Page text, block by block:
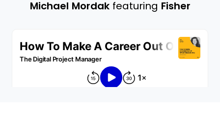
Michael Mordakfeaturing Fisher